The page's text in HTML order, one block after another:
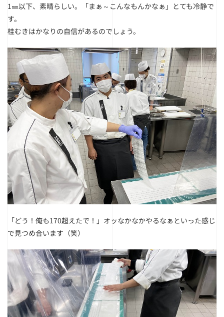
1㎜以下、素晴らしい。「まぁ～こんなもんかなぁ」とても冷静で
す。
桂むきはかなりの自信があるのでしょう。
「どう！俺も170超えたで！」オッなかなかやるなぁといった感じ
で見つめ合います（笑）